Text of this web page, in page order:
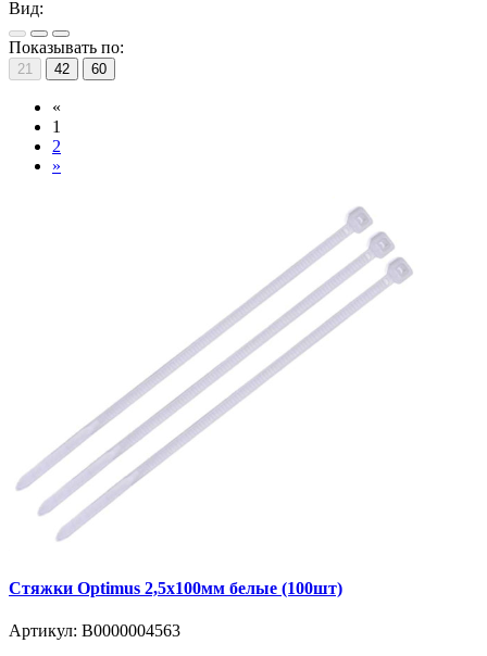
Вид:
Показывать по:
21 42 60
«
1
2
»
Стяжки Optimus 2,5x100мм белые (100шт)
Артикул: В0000004563